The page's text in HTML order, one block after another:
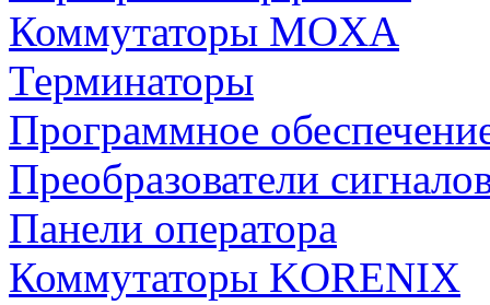
Коммутаторы MOXA
Терминаторы
Программное
Преобразователи
Панели оператора
Коммутаторы KORENIX